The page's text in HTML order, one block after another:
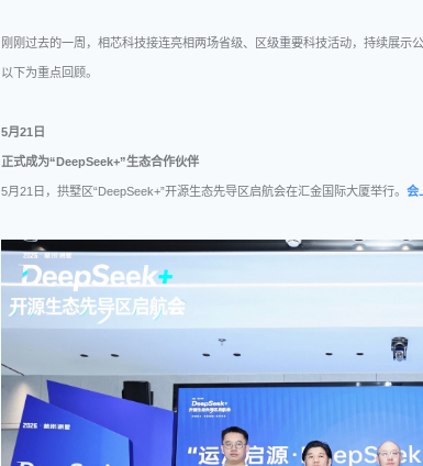
刚刚过去的一周，相芯科技接连亮相两场省级、区级重要科技活动，持续展示
以下为重点回顾。
5月21日
正式成为“DeepSeek+”生态合作伙伴
5月21日，拱墅区“DeepSeek+”开源生态先导区启航会在汇金国际大厦举行。 会